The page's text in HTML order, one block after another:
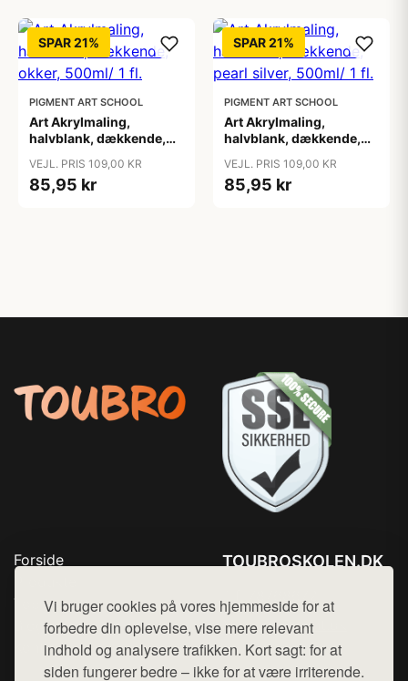
Vi bruger cookies på vores hjemmeside for at
forbedre din oplevelse, vise mere relevant
indhold og analysere trafikken. Kort sagt: for at
siden fungerer bedre – ikke for at være irriterende.
SPAR 21%
PIGMENT ART SCHOOL
Art Akrylmaling,
halvblank, dækkende,
VEJL. PRIS 109,00 KR
85,95 kr
SPAR 21%
PIGMENT ART SCHOOL
Art Akrylmaling,
halvblank, dækkende,
VEJL. PRIS 109,00 KR
85,95 kr
Forside
Top Rabatter
Blog
Kontakt
TOUBROSKOLEN.DK
Mail: hej@want.dk
Cookie- og privatlivspolitik